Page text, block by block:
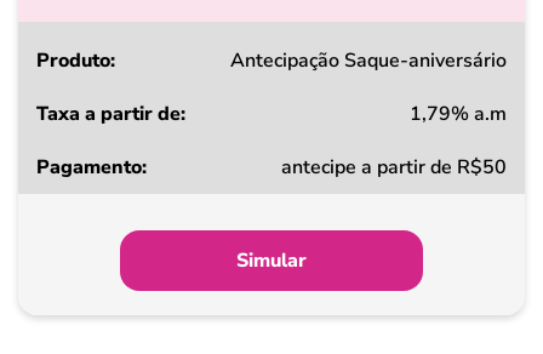
Produto
a
Pagamento
Antecipação Saque-aniversário
1,79% a.m
antecipe a partir de R$50
Simular